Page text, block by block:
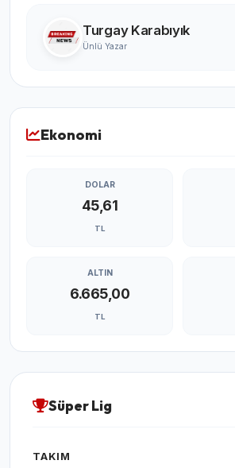
Turgay Karabıyık
Ünlü Yazar
Ekonomi
DOLAR
45,61
TL
ALTIN
6.665,00
TL
Süper Lig
TAKIM